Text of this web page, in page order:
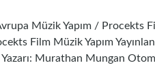
Müzik Yapım /
Film Müzik Yapım
Yazarı: Murathan Mungan